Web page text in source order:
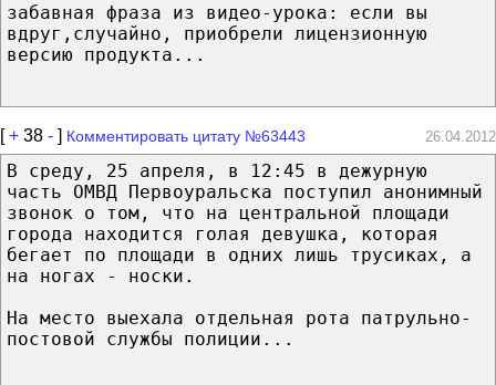
забавная фраза из видео-урока: если вы
вдруг,случайно, приобрели лицензионную
версию продукта...
[+ 38 - ] Комментировать цитату №63443 26.04.2012
В среду, 25 апреля, в 12:45 в дежурную
часть ОМВД Первоуральска поступил анонимный
звонок о том, что на центральной площади
города находится голая девушка, которая
бегает по площади в одних лишь трусиках, а
на ногах - носки.
На место выехала отдельная рота патрульно-
постовой службы полиции...